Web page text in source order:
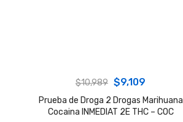
$10,989 Original
price
was:
$9,109
price
is:
Prueba de Droga 2 Drogas Marihuana
Cocaina INMEDIAT 2E THC – COC